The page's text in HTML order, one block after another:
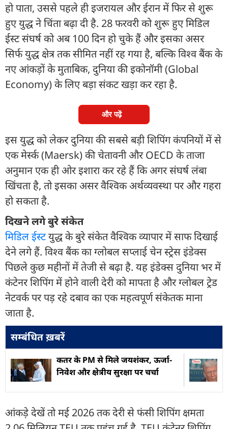
हो पाता, उससे पहले ही इजरायल और ईरान में फिर से शुरू
हुए युद्ध ने चिंता बढ़ा दी है. 28 फरवरी को शुरू हुए मिडिल
ईस्ट संघर्ष को अब 100 दिन हो चुके हैं और इसका असर
सिर्फ युद्ध क्षेत्र तक सीमित नहीं रह गया है, बल्कि विश्व बैंक के
नए आंकड़ों के मुताबिक, दुनिया की इकोनॉमी (Global
Economy) के लिए बड़ा संकट खड़ा कर रहा है.
और पढ़ें
इस युद्ध को लेकर दुनिया की सबसे बड़ी शिपिंग कंपनियों में से
एक मेर्स्क (Maersk) की चेतावनी और OECD के ताजा
अनुमान एक ही ओर इशारा कर रहे हैं कि अगर संघर्ष लंबा
खिंचता है, तो इसका असर वैश्विक अर्थव्यवस्था पर और गहरा
हो सकता है.
दिखने लगे बुरे संकेत
मिडिल ईस्टयुद्ध के बुरे संकेत वैश्विक व्यापार में साफ दिखाई
देने लगे हैं. विश्व बैंक का ग्लोबल सप्लाई चेन स्ट्रेस इंडेक्स
पिछले कुछ महीनों में तेजी से बढ़ा है. यह इंडेक्स दुनिया भर में
कंटेनर शिपिंग में होने वाली देरी को मापता है और ग्लोबल ट्रेड
नेटवर्क पर पड़ रहे दबाव का एक महत्वपूर्ण संकेतक माना
जाता है.
सम्बंधित ख़बरें
कतर के PM से मिले जयशंकर, ऊर्जा-
निवेश और क्षेत्रीय सुरक्षा पर चर्चा
आंकड़े देखें तो मई 2026 तक देरी से फंसी शिपिंग क्षमता